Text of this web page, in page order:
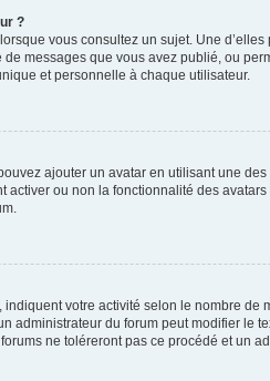
?
vous consultez un sujet. Une
messages que vous avez publié, ou
et personnelle à chaque utilisateur.
ajouter un avatar en utilisant une
activer ou non la fonctionnalité des
votre activité selon le nombre
administrateur du forum peut modifier le
ne toléreront pas ce procédé et un